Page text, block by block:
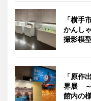
「横手
かんし
撮影模型
「原
界展 ～
館内の